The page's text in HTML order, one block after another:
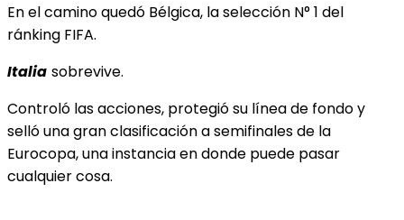
En el camino quedó Bélgica, la selección N° 1 del
ránking FIFA.
Italia sobrevive.
Controló las acciones, protegió su línea de fondo y
selló una gran clasificación a semifinales de la
Eurocopa, una instancia en donde puede pasar
cualquier cosa.